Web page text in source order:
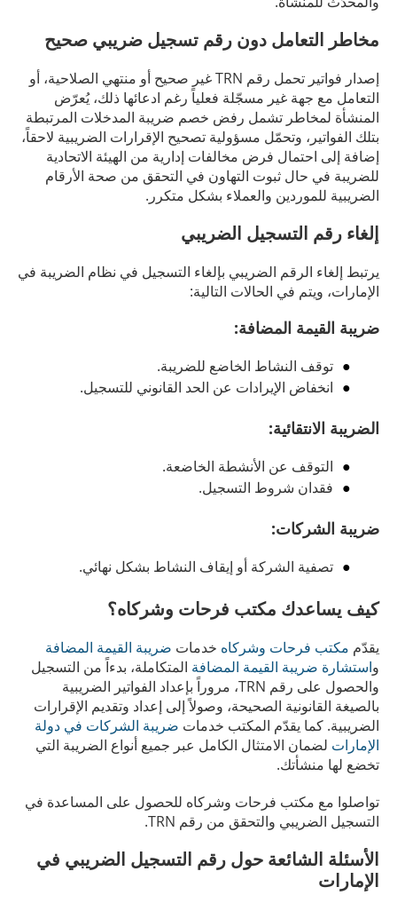
مخاطر التعامل دون رقم تسجيل ضريبي صحيح
إصدار فواتير تحمل رقم TRN غير صحيح أو منتهي الصلاحية، أو
التعامل مع جهة غير مسجّلة فعلياً رغم ادعائها ذلك، يُعرّض
المنشأة لمخاطر تشمل رفض خصم ضريبة المدخلات المرتبطة
بتلك الفواتير، وتحمّل مسؤولية تصحيح الإقرارات الضريبية لاحقاً،
إضافة إلى احتمال فرض مخالفات إدارية من الهيئة الاتحادية
للضريبة في حال ثبوت التهاون في التحقق من صحة الأرقام
الضريبية للموردين والعملاء بشكل متكرر.
إلغاء رقم التسجيل الضريبي
يرتبط إلغاء الرقم الضريبي بإلغاء التسجيل في نظام الضريبة في
الإمارات، ويتم في الحالات التالية:
ضريبة القيمة المضافة:
توقف النشاط الخاضع للضريبة.
انخفاض الإيرادات عن الحد القانوني للتسجيل.
الضريبة الانتقائية:
التوقف عن الأنشطة الخاضعة.
فقدان شروط التسجيل.
ضريبة الشركات:
تصفية الشركة أو إيقاف النشاط بشكل نهائي.
كيف يساعدك مكتب فرحات وشركاه؟
يقدّم مكتب فرحات وشركاه خدمات ضريبة القيمة المضافة
واستشارة ضريبة القيمة المضافة المتكاملة، بدءاً من التسجيل
والحصول على رقم TRN، مروراً بإعداد الفواتير الضريبية
بالصيغة القانونية الصحيحة، وصولاً إلى إعداد وتقديم الإقرارات
الضريبية. كما يقدّم المكتب خدمات ضريبة الشركات في دولة
الإمارات لضمان الامتثال الكامل عبر جميع أنواع الضريبة التي
تخضع لها منشأتك.
تواصلوا مع مكتب فرحات وشركاه للحصول على المساعدة في
التسجيل الضريبي والتحقق من رقم TRN.
الأسئلة الشائعة حول رقم التسجيل الضريبي في
الإمارات